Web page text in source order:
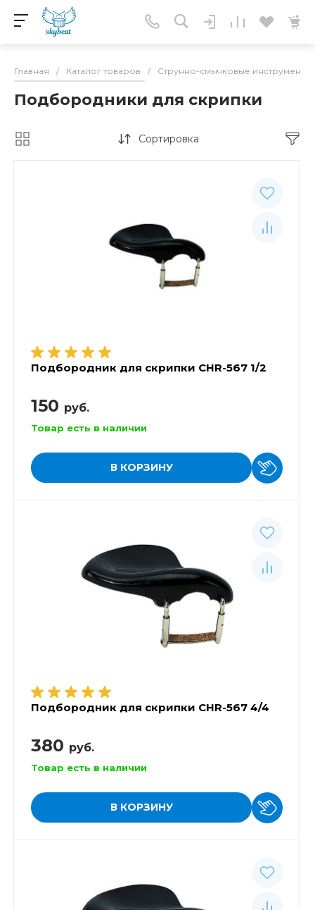
Главная / Каталог товаров / Струнно-смычковые инструменты
Подбородники для скрипки
Сортировка
Подбородник для скрипки CHR-567 1/2
150 руб.
Товар есть в наличии
В КОРЗИНУ
Подбородник для скрипки CHR-567 4/4
380 руб.
Товар есть в наличии
В КОРЗИНУ